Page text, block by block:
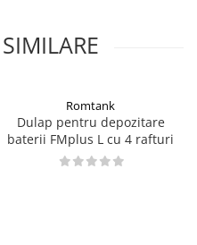
Romtank
Dulap pentru depozitare
baterii FMplus L cu 4 rafturi